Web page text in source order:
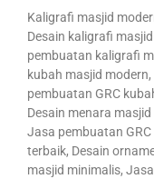
Kaligrafi masjid
Desain kaligrafi
pembuatan kaligrafi
kubah masjid
pembuatan GRC
Desain menara
Jasa pembuatan
terbaik, Desain
masjid minimalis,